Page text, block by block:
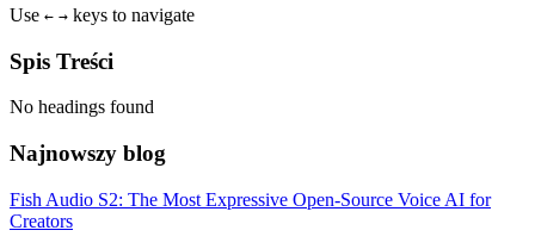
Use ← → keys to navigate
Spis Treści
No headings found
Najnowszy blog
Fish Audio S2: The Most Expressive Open-Source Voice AI for
Creators